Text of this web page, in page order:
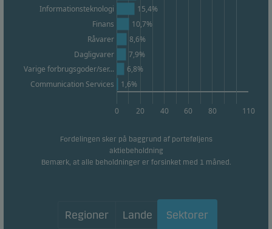
0 20 40 60 80 110
Informationsteknologi
Finans
Råvarer
Dagligvarer
Varige forbrugsgoder/ser...
Communication Services
15,4%
10,7%
8,6%
7,9%
6,8%
1,6%
Fordelingen sker på baggrund af porteføljens
aktiebeholdning
Bemærk, at alle beholdninger er forsinket med 1 måned.
Regioner Lande Sektorer